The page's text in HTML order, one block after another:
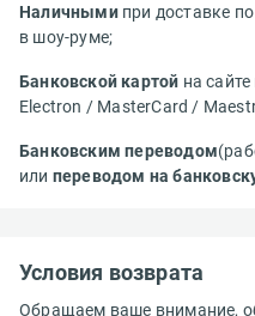
Наличнымипри доставке
в шоу-руме;
Банковской картой на
Electron / MasterCard /
Банковским переводом
или переводом на
Условия возврата
Обращаем ваше внимание,